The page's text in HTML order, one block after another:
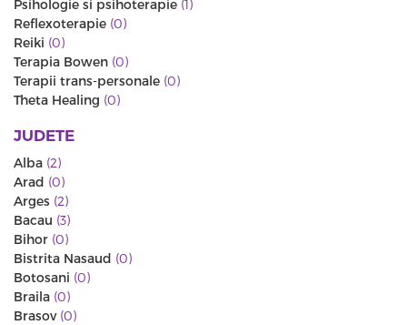
Psihologie si psihoterapie (1)
Reflexoterapie (0)
Reiki (0)
Terapia Bowen (0)
Terapii trans-personale (0)
Theta Healing (0)
JUDETE
Alba (2)
Arad (0)
Arges (2)
Bacau (3)
Bihor (0)
Bistrita Nasaud (0)
Botosani (0)
Braila (0)
Brasov (0)